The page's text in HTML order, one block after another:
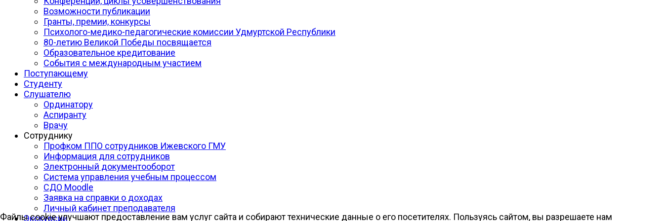
Возможности публикации
Гранты, премии, конкурсы
Психолого-медико-педагогические комиссии Удмуртской Республики
80-летию Великой Победы посвящается
Образовательное кредитование
События с международным участием
Поступающему
Студенту
Слушателю
Ординатору
Аспиранту
Врачу
Сотруднику
Профком ППО сотрудников Ижевского ГМУ
Информация для сотрудников
Электронный документооборот
Система управления учебным процессом
СДО Moodle
Заявка на справки о доходах
Личный кабинет преподавателя
Экскурсии
Файлы cookie улучшают предоставление вам услуг сайта и собирают технические данные о его посетителях. Пользуясь сайтом, вы разрешаете нам